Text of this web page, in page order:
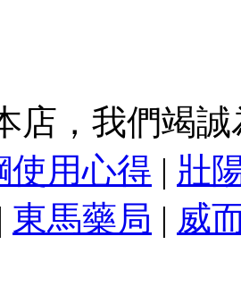
店，我們竭
使用心得 | 壯
| 東馬藥局 | 威